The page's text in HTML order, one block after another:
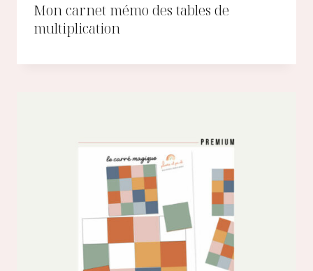
Mon carnet mémo des tables de
multiplication